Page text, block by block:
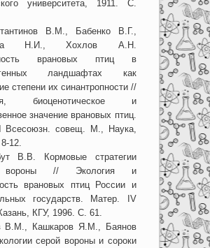
университета, 1911. С.
В.М., Бабенко В.Г.,
Н.И., Хохлов А.Н.
врановых птиц в
ландшафтах как
степени их синантропности //
биоценотическое и
значение врановых птиц.
Всесоюзн. совещ. М., Наука,
12.
В.В. Кормовые стратегии
вороны // Экология и
врановых птиц России и
государств. Матер. IV
КГУ, 1996. С. 61.
В.М., Кашкаров Я.М., Баянов
серой вороны и сороки